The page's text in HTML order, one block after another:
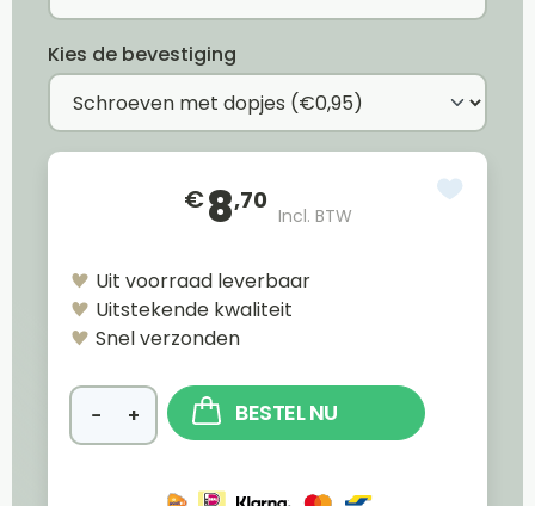
Kies de bevestiging
€8,70
Incl. BTW
Uit voorraad leverbaar
Uitstekende kwaliteit
Snel verzonden
− + BESTEL NU